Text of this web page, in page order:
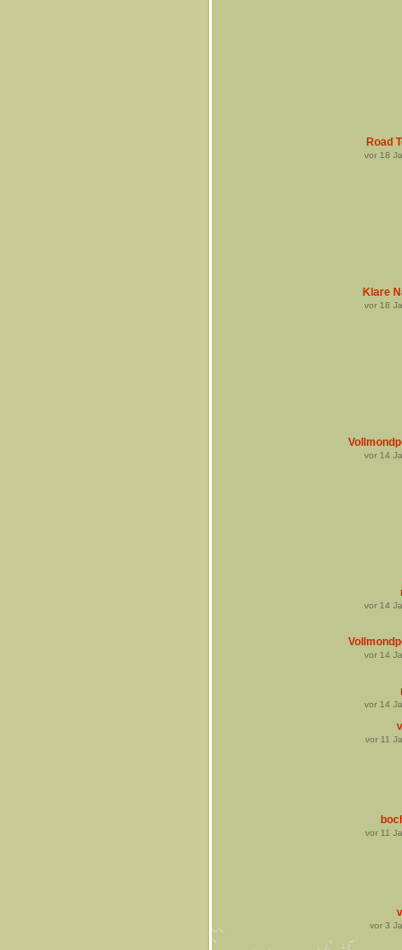
Road
vor 18
Klare
vor 18
vor 14
vor 14
vor 14
vor 14
vor 11
vor 11
vor 3